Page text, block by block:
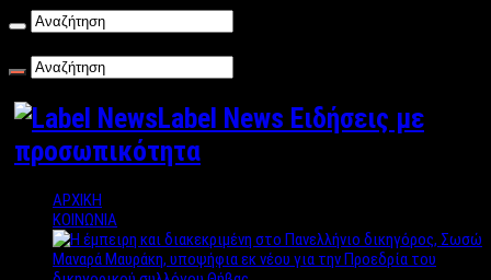
Label News Ειδήσεις με
προσωπικότητα
ΑΡΧΙΚΗ
ΚΟΙΝΩΝΙΑ